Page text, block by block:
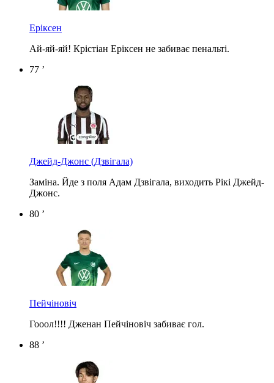
Еріксен
Ай-яй-яй! Крістіан Еріксен не забиває пенальті.
77 ’
Джейд-Джонс (Дзвігала)
Заміна. Йде з поля Адам Дзвігала, виходить Рікі Джейд-
Джонс.
80 ’
Пейчіновіч
Гооол!!!! Дженан Пейчіновіч забиває гол.
88 ’